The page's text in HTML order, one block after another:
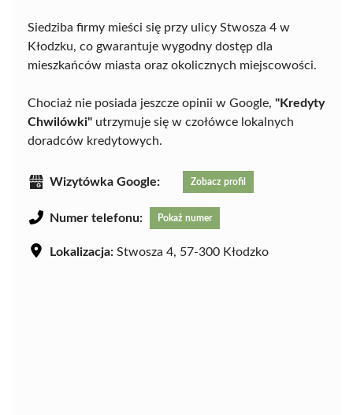
Siedziba firmy mieści się przy ulicy Stwosza 4 w
Kłodzku, co gwarantuje wygodny dostęp dla
mieszkańców miasta oraz okolicznych miejscowości.
Chociaż nie posiada jeszcze opinii w Google, "Kredyty
Chwilówki" utrzymuje się w czołówce lokalnych
doradców kredytowych.
Wizytówka Google: Zobacz profil
Numer telefonu: Pokaż numer
Lokalizacja: Stwosza 4, 57-300 Kłodzko